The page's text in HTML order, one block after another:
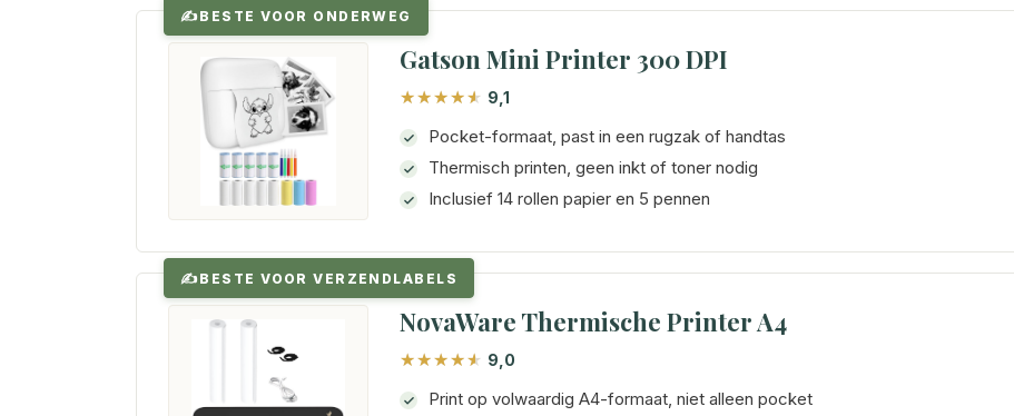
BESTE VOOR ONDERWEG
Gatson Mini Printer 300 DPI
9,1
Pocket-formaat, past in een rugzak of handtas
Thermisch printen, geen inkt of toner nodig
Inclusief 14 rollen papier en 5 pennen
BESTE VOOR VERZENDLABELS
NovaWare Thermische Printer A4
9,0
Print op volwaardig A4-formaat, niet alleen pocket